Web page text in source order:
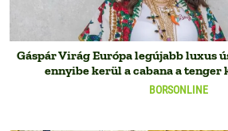
BORSONLINE
Gáspár Virág Európa legújabb luxus
ennyibe kerül a cabana a tenger